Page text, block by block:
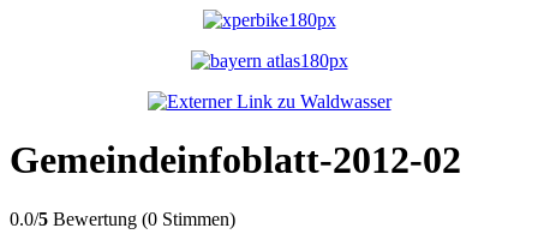
Gemeindeinfoblatt-2012-02
0.0/5 Bewertung (0 Stimmen)